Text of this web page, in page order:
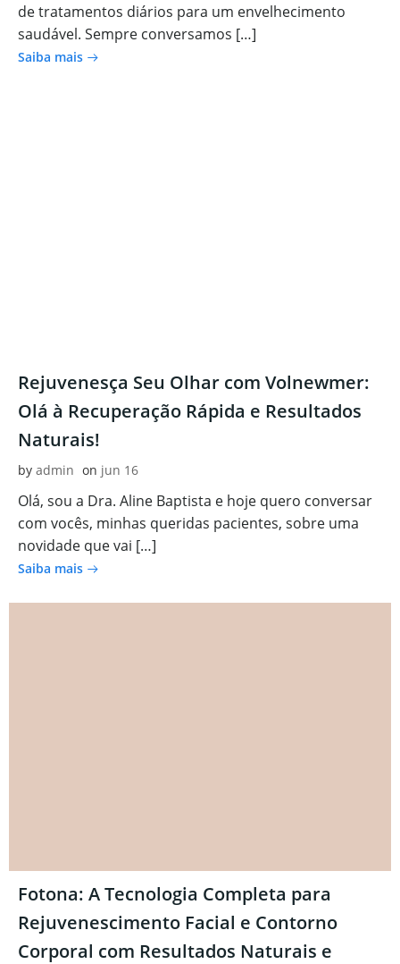
de tratamentos diários para um envelhecimento
saudável. Sempre conversamos […]
Saiba mais
Rejuvenesça Seu Olhar com Volnewmer:
Olá à Recuperação Rápida e Resultados
Naturais!
by admin on jun 16
Olá, sou a Dra. Aline Baptista e hoje quero conversar
com vocês, minhas queridas pacientes, sobre uma
novidade que vai […]
Saiba mais
Fotona: A Tecnologia Completa para
Rejuvenescimento Facial e Contorno
Corporal com Resultados Naturais e